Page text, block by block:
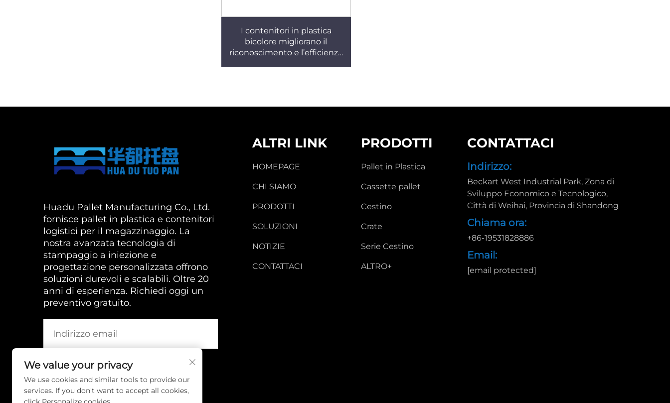
I contenitori in plastica
bicolore migliorano il
riconoscimento e l’efficienza
Huadu Pallet Manufacturing Co., Ltd.
fornisce pallet in plastica e contenitori
logistici per il magazzinaggio. La
nostra avanzata tecnologia di
stampaggio a iniezione e
progettazione personalizzata offrono
soluzioni durevoli e scalabili. Oltre 20
anni di esperienza. Richiedi oggi un
preventivo gratuito.
ALTRI LINK
HOMEPAGE
CHI SIAMO
PRODOTTI
SOLUZIONI
NOTIZIE
CONTATTACI
PRODOTTI
Pallet in Plastica
Cassette pallet
Cestino
Crate
Serie Cestino
ALTRO+
CONTATTACI
Indirizzo:
Beckart West Industrial Park, Zona di
Sviluppo Economico e Tecnologico,
Città di Weihai, Provincia di Shandong
Chiama ora:
+86-19531828886
Email:
[email protected]
We value your privacy
We use cookies and similar tools to provide our
services. If you don't want to accept all cookies,